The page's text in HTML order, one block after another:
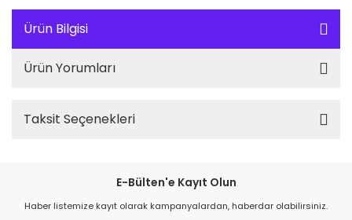
Ürün Bilgisi
Ürün Yorumları
Taksit Seçenekleri
E-Bülten'e Kayıt Olun
Haber listemize kayıt olarak kampanyalardan, haberdar olabilirsiniz.